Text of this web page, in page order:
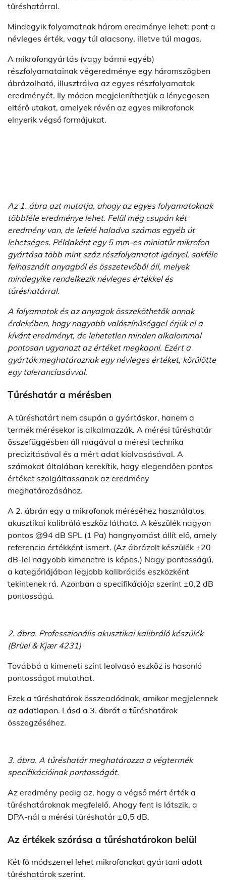
tűréshatárral.
Mindegyik folyamatnak három eredménye lehet: pont a
névleges érték, vagy túl alacsony, illetve túl magas.
A mikrofongyártás (vagy bármi egyéb)
részfolyamatainak végeredménye egy háromszögben
ábrázolható, illusztrálva az egyes részfolyamatok
eredményét. Ily módon megjeleníthetjük a lényegesen
eltérő utakat, amelyek révén az egyes mikrofonok
elnyerik végső formájukat.
Az 1. ábra azt mutatja, ahogy az egyes folyamatoknak
többféle eredménye lehet. Felül még csupán két
eredmény van, de lefelé haladva számos egyéb út
lehetséges. Példaként egy 5 mm-es miniatűr mikrofon
gyártása több mint száz részfolyamatot igényel, sokféle
felhasznált anyagból és összetevőből áll, melyek
mindegyike rendelkezik névleges értékkel és
tűréshatárral.
A folyamatok és az anyagok összeköthetők annak
érdekében, hogy nagyobb valószínűséggel érjük el a
kívánt eredményt, de lehetetlen minden alkalommal
pontosan ugyanazt az értéket megkapni. Ezért a
gyártók meghatároznak egy névleges értéket, körülötte
egy toleranciasávval.
Tűréshatár a mérésben
A tűréshatárt nem csupán a gyártáskor, hanem a
termék mérésekor is alkalmazzák. A mérési tűréshatár
összefüggésben áll magával a mérési technika
precizitásával és a mért adat kiolvasásával. A
számokat általában kerekítik, hogy elegendően pontos
értéket szolgáltassanak az eredmény
meghatározásához.
A 2. ábrán egy a mikrofonok méréséhez használatos
akusztikai kalibráló eszköz látható. A készülék nagyon
pontos @94 dB SPL (1 Pa) hangnyomást állít elő, amely
referencia értékként ismert. (Az ábrázolt készülék +20
dB-lel nagyobb kimenetre is képes.) Nagy pontosságú,
a kategóriájában legjobb kalibrációs eszközként
tekintenek rá. Azonban a specifikációja szerint ±0,2 dB
pontosságú.
2. ábra. Professzionális akusztikai kalibráló készülék
(Brüel & Kjær 4231)
Továbbá a kimeneti szint leolvasó eszköz is hasonló
pontosságot mutathat.
Ezek a tűréshatárok összeadódnak, amikor megjelennek
az adatlapon. Lásd a 3. ábrát a tűréshatárok
összegzéséhez.
3. ábra. A tűréshatár meghatározza a végtermék
specifikációinak pontosságát.
Az eredmény pedig az, hogy a végső mért érték a
tűréshatároknak megfelelő. Ahogy fent is látszik, a
DPA-nál a mérési tűréshatár ±0,5 dB.
Az értékek szórása a tűréshatárokon belül
Két fő módszerrel lehet mikrofonokat gyártani adott
tűréshatárok szerint.